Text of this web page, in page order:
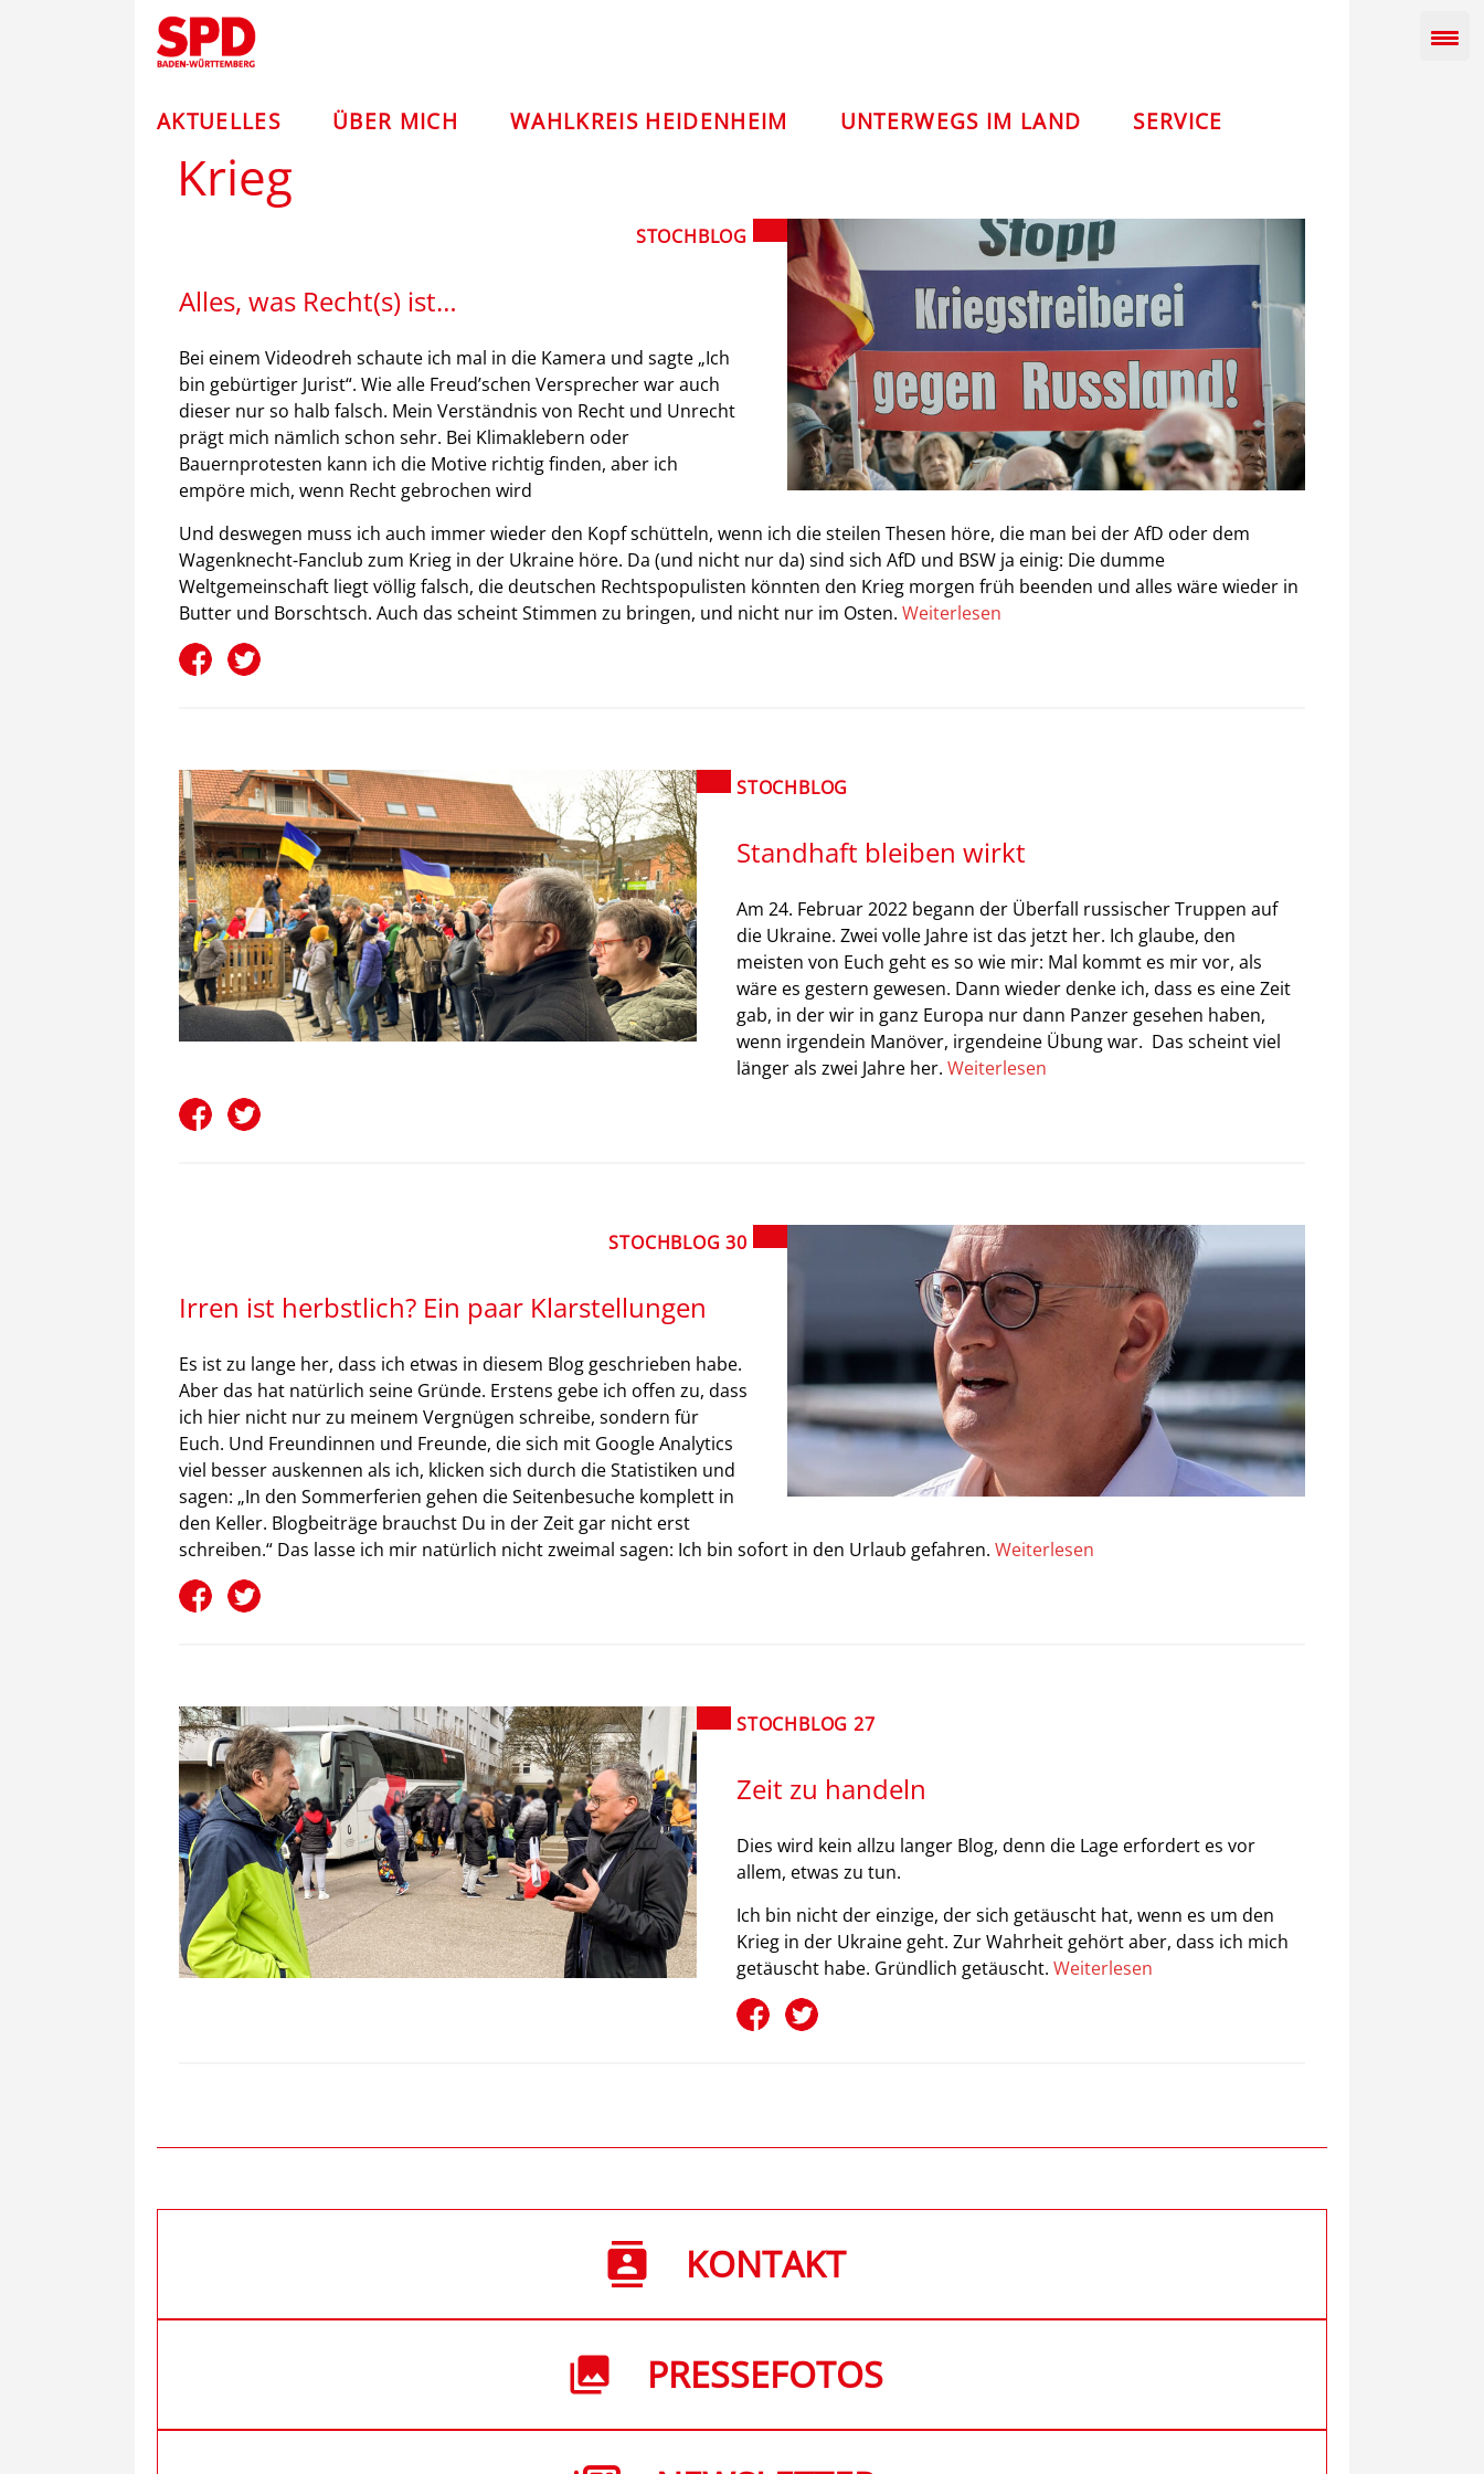
Andreas
SPD
AKTUELLES ÜBER MICH WAHLKREIS HEIDENHEIM UNTERWEGS IM LAND SERVICE
Krieg
STOCHBLOG
Alles, was Recht(s) ist…
Bei einem Videodreh schaute ich mal in die Kamera und sagte „Ich
bin gebürtiger Jurist“. Wie alle Freud’schen Versprecher war auch
dieser nur so halb falsch. Mein Verständnis von Recht und Unrecht
prägt mich nämlich schon sehr. Bei Klimaklebern oder
Bauernprotesten kann ich die Motive richtig finden, aber ich
empöre mich, wenn Recht gebrochen wird
Und deswegen muss ich auch immer wieder den Kopf schütteln, wenn ich die steilen Thesen höre, die man bei der AfD oder dem
Wagenknecht-Fanclub zum Krieg in der Ukraine höre. Da (und nicht nur da) sind sich AfD und BSW ja einig: Die dumme
Weltgemeinschaft liegt völlig falsch, die deutschen Rechtspopulisten könnten den Krieg morgen früh beenden und alles wäre wieder in
Butter und Borschtsch. Auch das scheint Stimmen zu bringen, und nicht nur im Osten. Weiterlesen
STOCHBLOG
Standhaft bleiben wirkt
Am 24. Februar 2022 begann der Überfall russischer Truppen auf
die Ukraine. Zwei volle Jahre ist das jetzt her. Ich glaube, den
meisten von Euch geht es so wie mir: Mal kommt es mir vor, als
wäre es gestern gewesen. Dann wieder denke ich, dass es eine Zeit
gab, in der wir in ganz Europa nur dann Panzer gesehen haben,
wenn irgendein Manöver, irgendeine Übung war. Das scheint viel
länger als zwei Jahre her. Weiterlesen
STOCHBLOG 30
Irren ist herbstlich? Ein paar Klarstellungen
Es ist zu lange her, dass ich etwas in diesem Blog geschrieben habe.
Aber das hat natürlich seine Gründe. Erstens gebe ich offen zu, dass
ich hier nicht nur zu meinem Vergnügen schreibe, sondern für
Euch. Und Freundinnen und Freunde, die sich mit Google Analytics
viel besser auskennen als ich, klicken sich durch die Statistiken und
sagen: „In den Sommerferien gehen die Seitenbesuche komplett in
den Keller. Blogbeiträge brauchst Du in der Zeit gar nicht erst
schreiben.“ Das lasse ich mir natürlich nicht zweimal sagen: Ich bin sofort in den Urlaub gefahren. Weiterlesen
STOCHBLOG 27
Zeit zu handeln
Dies wird kein allzu langer Blog, denn die Lage erfordert es vor
allem, etwas zu tun.
Ich bin nicht der einzige, der sich getäuscht hat, wenn es um den
Krieg in der Ukraine geht. Zur Wahrheit gehört aber, dass ich mich
getäuscht habe. Gründlich getäuscht. Weiterlesen
KONTAKT
PRESSEFOTOS